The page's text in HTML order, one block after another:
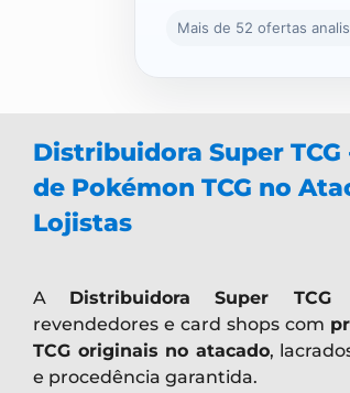
Mais de 52 ofertas
Distribuidora Super
de Pokémon TCG no
Lojistas
A Distribuidora Super TCG
revendedores e card shops com
TCG originais no atacado,
e procedência garantida.